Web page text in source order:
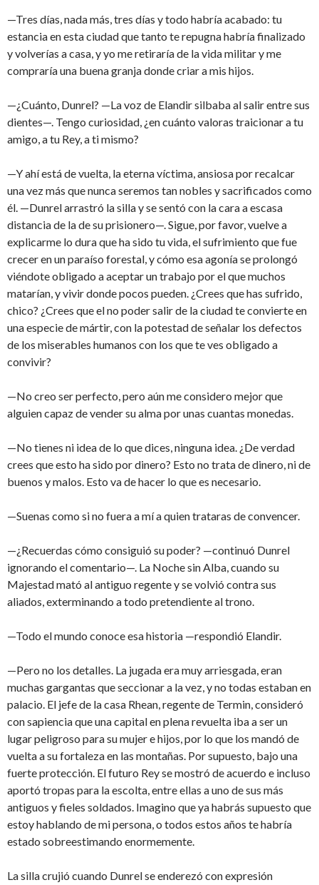
—Tres días, nada más, tres días y todo habría acabado: tu
estancia en esta ciudad que tanto te repugna habría finalizado
y volverías a casa, y yo me retiraría de la vida militar y me
compraría una buena granja donde criar a mis hijos.
—¿Cuánto, Dunrel? —La voz de Elandir silbaba al salir entre sus
dientes—. Tengo curiosidad, ¿en cuánto valoras traicionar a tu
amigo, a tu Rey, a ti mismo?
—Y ahí está de vuelta, la eterna víctima, ansiosa por recalcar
una vez más que nunca seremos tan nobles y sacrificados como
él. —Dunrel arrastró la silla y se sentó con la cara a escasa
distancia de la de su prisionero—. Sigue, por favor, vuelve a
explicarme lo dura que ha sido tu vida, el sufrimiento que fue
crecer en un paraíso forestal, y cómo esa agonía se prolongó
viéndote obligado a aceptar un trabajo por el que muchos
matarían, y vivir donde pocos pueden. ¿Crees que has sufrido,
chico? ¿Crees que el no poder salir de la ciudad te convierte en
una especie de mártir, con la potestad de señalar los defectos
de los miserables humanos con los que te ves obligado a
convivir?
—No creo ser perfecto, pero aún me considero mejor que
alguien capaz de vender su alma por unas cuantas monedas.
—No tienes ni idea de lo que dices, ninguna idea. ¿De verdad
crees que esto ha sido por dinero? Esto no trata de dinero, ni de
buenos y malos. Esto va de hacer lo que es necesario.
—Suenas como si no fuera a mí a quien trataras de convencer.
—¿Recuerdas cómo consiguió su poder? —continuó Dunrel
ignorando el comentario—. La Noche sin Alba, cuando su
Majestad mató al antiguo regente y se volvió contra sus
aliados, exterminando a todo pretendiente al trono.
—Todo el mundo conoce esa historia —respondió Elandir.
—Pero no los detalles. La jugada era muy arriesgada, eran
muchas gargantas que seccionar a la vez, y no todas estaban en
palacio. El jefe de la casa Rhean, regente de Termin, consideró
con sapiencia que una capital en plena revuelta iba a ser un
lugar peligroso para su mujer e hijos, por lo que los mandó de
vuelta a su fortaleza en las montañas. Por supuesto, bajo una
fuerte protección. El futuro Rey se mostró de acuerdo e incluso
aportó tropas para la escolta, entre ellas a uno de sus más
antiguos y fieles soldados. Imagino que ya habrás supuesto que
estoy hablando de mi persona, o todos estos años te habría
estado sobreestimando enormemente.
La silla crujió cuando Dunrel se enderezó con expresión